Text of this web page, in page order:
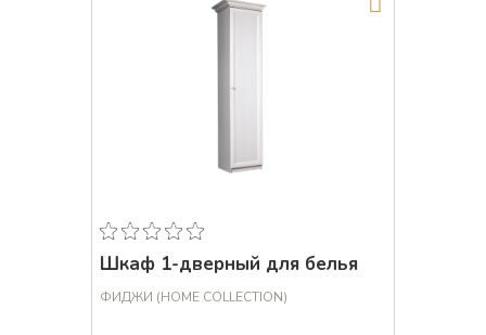
Шкаф 1-дверный для белья
ФИДЖИ (HOME COLLECTION)